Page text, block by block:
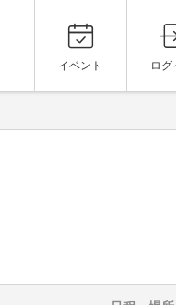
イベント ログ